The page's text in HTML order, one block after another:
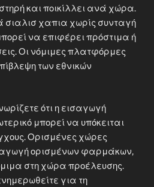
και ποικίλλει ανά χώρα.
χαπια χωρίς συνταγή
να επιφέρει πρόστιμα ή
Οι νόμιμες πλατφόρμες
των εθνικών
ότι η εισαγωγή
μπορεί να υπόκειται
Ορισμένες χώρες
ορισμένων φαρμάκων,
στη χώρα προέλευσης.
για τη